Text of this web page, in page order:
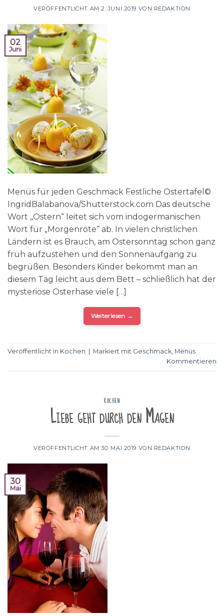
VERÖFFENTLICHT AM2. JUNI 2019 VON REDAKTION
02
Juni
Menüs für jeden Geschmack Festliche Ostertafel©
IngridBalabanova/Shutterstock.com Das deutsche
Wort „Ostern“ leitet sich vom indogermanischen
Wort für „Morgenröte“ ab. In vielen christlichen
Ländern ist es Brauch, am Ostersonntag schon ganz
früh aufzustehen und den Sonnenaufgang zu
begrüßen. Besonders Kinder bekommt man an
diesem Tag leicht aus dem Bett – schließlich hat der
mysteriöse Osterhase viele […]
Weiterlesen →
Veröffentlicht in Kochen Markiert mit Geschmack, Menüs
Kommentieren
KOCHEN
Liebe geht durch den Magen
VERÖFFENTLICHT AM30. MAI 2019 VON REDAKTION
30
Mai